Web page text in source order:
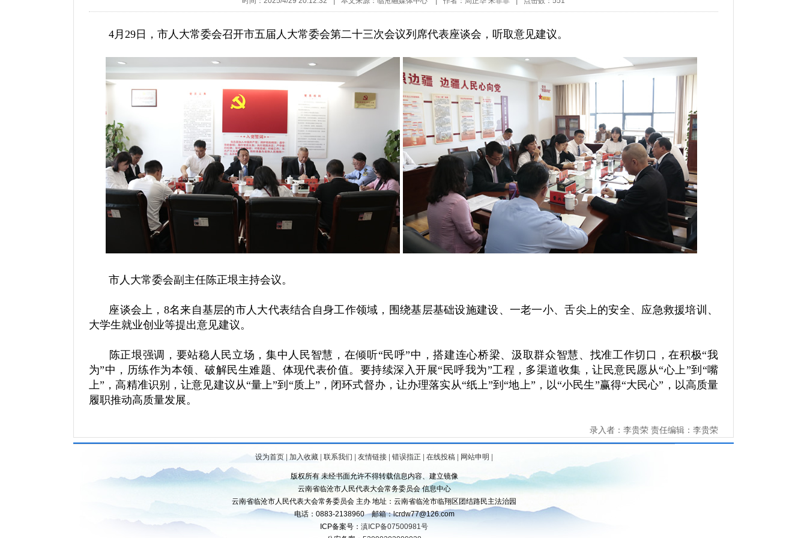
4月29日，市人大常委会召开市五届人大常委会第二十三次会议列席代表座谈会，听取意见建议。
市人大常委会副主任陈正垠主持会议。
座谈会上，8名来自基层的市人大代表结合自身工作领域，围绕基层基础设施建设、一老一小、舌尖上的安全、应急救援培训、
大学生就业创业等提出意见建议。
陈正垠强调，要站稳人民立场，集中人民智慧，在倾听“民呼”中，搭建连心桥梁、汲取群众智慧、找准工作切口，在积极“我
为”中，历练作为本领、破解民生难题、体现代表价值。要持续深入开展“民呼我为”工程，多渠道收集，让民意民愿从“心上”到“嘴
上”，高精准识别，让意见建议从“量上”到“质上”，闭环式督办，让办理落实从“纸上”到“地上”，以“小民生”赢得“大民心”，以高质量
履职推动高质量发展。
录入者：李贵荣 责任编辑：李贵荣
设为首页 加入收藏 联系我们 友情链接 错误指正 在线投稿 网站申明
版权所有 未经书面允许不得转载信息内容、建立镜像
云南省临沧市人民代表大会常务委员会 信息中心
云南省临沧市人民代表大会常务委员会 主办 地址：云南省临沧市临翔区团结路民主法治园
电话：0883-2138960 邮箱：lcrdw77@126.com
ICP备案号： 滇ICP备07500981号